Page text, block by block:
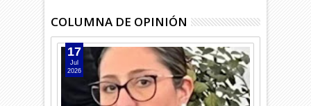
COLUMNA DE OPINIÓN
17
Jul
2026